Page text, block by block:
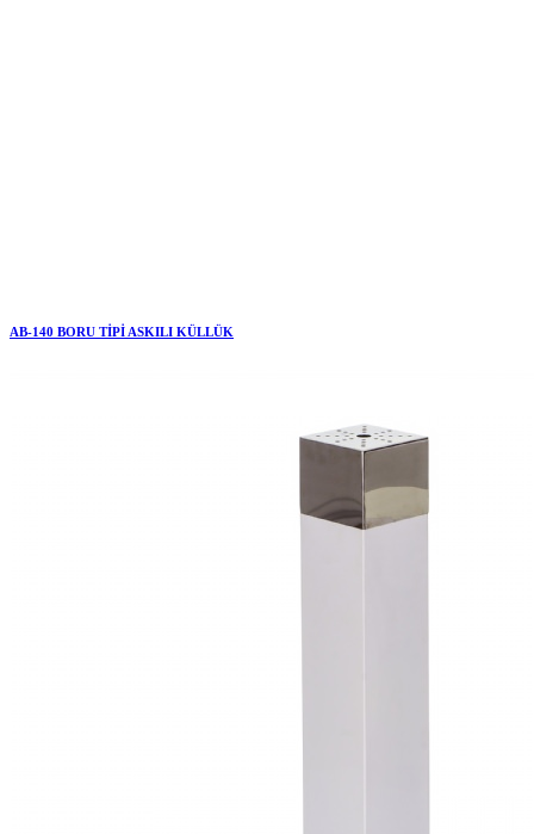
AB-140 BORU TİPİ ASKILI KÜLLÜK